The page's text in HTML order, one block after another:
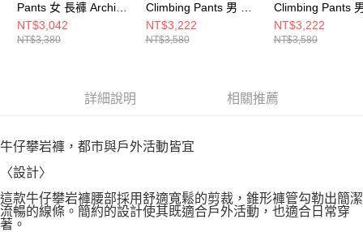
Pants 女 長褲 Archive
CH181385Z401
NT$3,042
NT$3,380
Climbing Pants 男 牛
仔褲 Indigo
CH031407N030
NT$3,222
NT$3,580
Climbing Pants
仔褲 LiveHouse
CH031407Z380
NT$3,222
NT$3,580
詳細說明 相關推薦
牛仔攀岩褲，都市與戶外活動皆宜
〈設計〉
這款牛仔攀岩褲腰部採用舒適寬鬆的剪裁，錐形褲管勾勒出簡潔
流暢的線條。簡約的設計使其既適合戶外活動，也適合日常穿
著。